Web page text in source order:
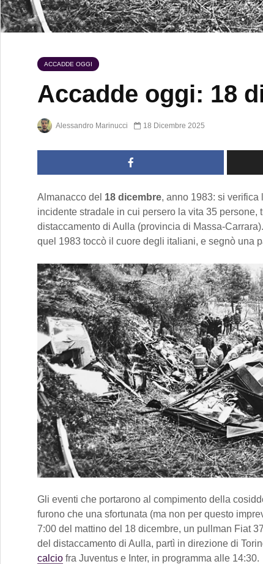
ACCADDE OGGI
Accadde oggi: 18
Alessandro Marinucci 18 Dicembre 2025
Almanacco del 18 dicembre, anno 1983: si
incidente stradale in cui persero la vita 35 persone,
distaccamento di Aulla (provincia di Massa-
quel 1983 toccò il cuore degli italiani, e segnò una
Gli eventi che portarono al compimento della
furono che una sfortunata (ma non per questo
7:00 del mattino del 18 dicembre, un pullman Fiat
del distaccamento di Aulla, partì in direzione di
calcio fra Juventus e Inter, in programma alle 14:30.